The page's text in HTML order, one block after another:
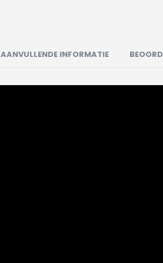
AANVULLENDE INFORMATIE